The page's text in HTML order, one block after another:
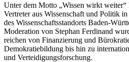
Unter dem Motto „Wissen wirkt weiter“
Vertreter aus Wissenschaft und Politik
des Wissenschaftsstandorts Baden-
Moderation von Stephan Ferdinand
reichen von Finanzierung und
Demokratiebildung bis hin zu
und Verteidigungsforschung.